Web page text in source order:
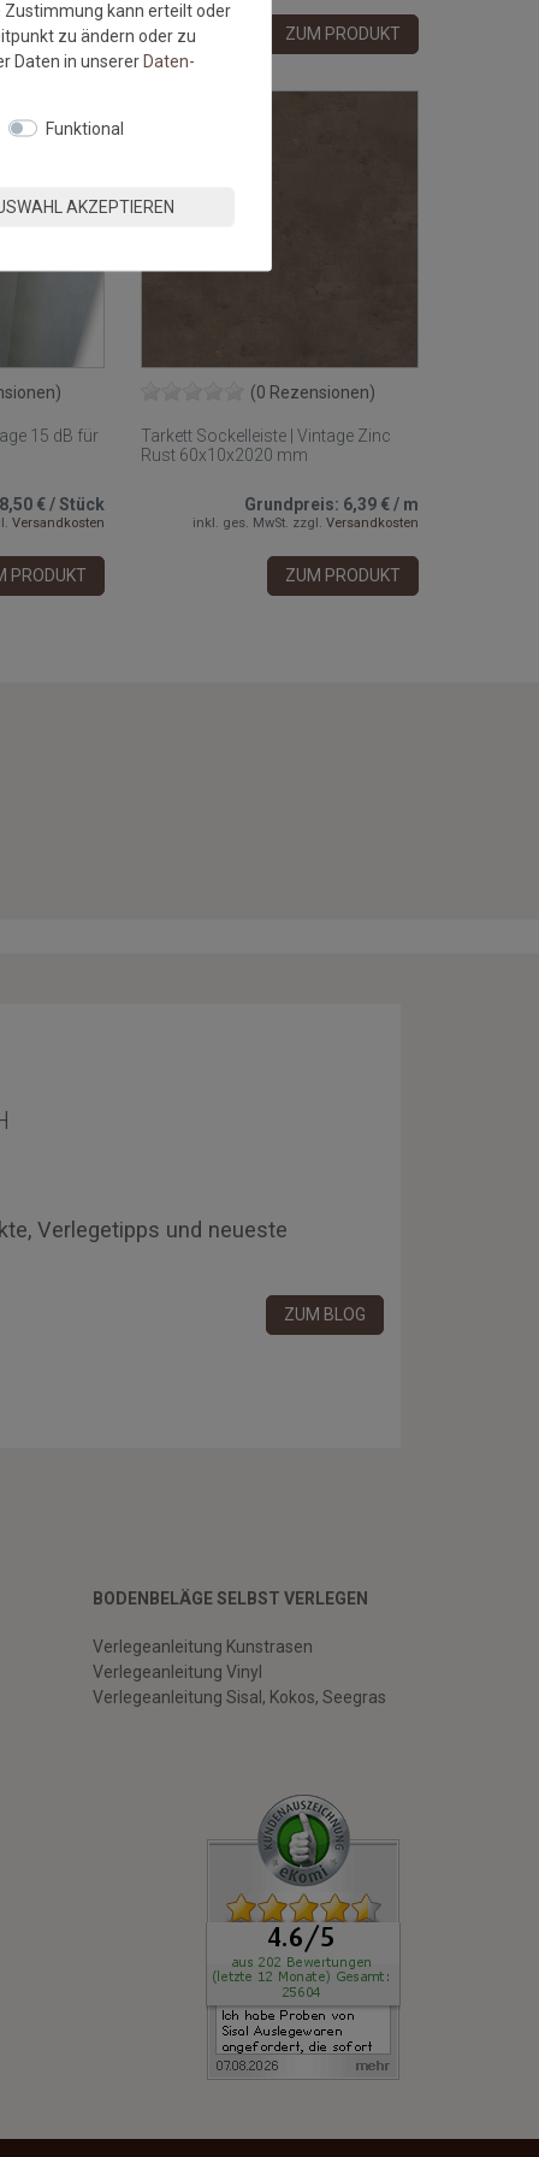
PRODUKT ZUM PRODUKT
15 dB für
€/Stück
Versandkosten
PRODUKT
(0 Rezensionen)
Tarkett Sockelleiste | Vintage Zinc
Rust 60x10x2020 mm
Grundpreis: 6,39 €/ m
inkl. ges. MwSt. zzgl. Versandkosten
ZUM PRODUKT
Verlegetipps und neueste
ZUM BLOG
BODENBELÄGE SELBST VERLEGEN
Verlegeanleitung Kunstrasen
Verlegeanleitung Vinyl
Verlegeanleitung Sisal, Kokos, Seegras
Zustimmung kann erteilt oder
zu ändern oder zu
Daten in unsererDaten­
Funktional
AKZEPTIEREN